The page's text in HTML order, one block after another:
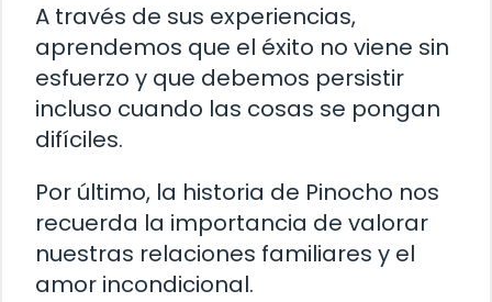
A través de sus experiencias,
aprendemos que el éxito no viene sin
esfuerzo y que debemos persistir
incluso cuando las cosas se pongan
difíciles.
Por último, la historia de Pinocho nos
recuerda la importancia de valorar
nuestras relaciones familiares y el
amor incondicional.